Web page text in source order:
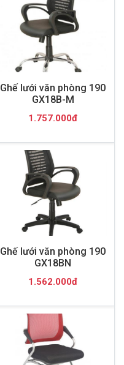
Ghế lưới văn phòng 190
GX18B-M
1.757.000đ
Ghế lưới văn phòng 190
GX18BN
1.562.000đ